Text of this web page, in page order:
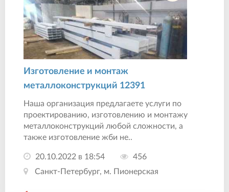
Изготовление и монтаж
металлоконструкций 12391
Наша организация предлагаете услуги по
проектированию, изготовлению и монтажу
металлоконструкций любой сложности, а
также изготовление жби не..
20.10.2022 в 18:54
456
Санкт-Петербург, м. Пионерская